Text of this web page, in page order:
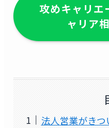
攻めキャリエ
ャリア
法人営業がきつ